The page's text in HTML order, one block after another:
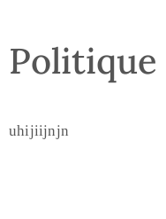
uhijiijnjn